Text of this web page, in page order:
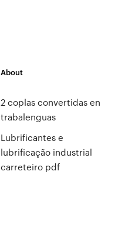
About
2 coplas convertidas en
trabalenguas
Lubrificantes e
lubrificação industrial
carreteiro pdf